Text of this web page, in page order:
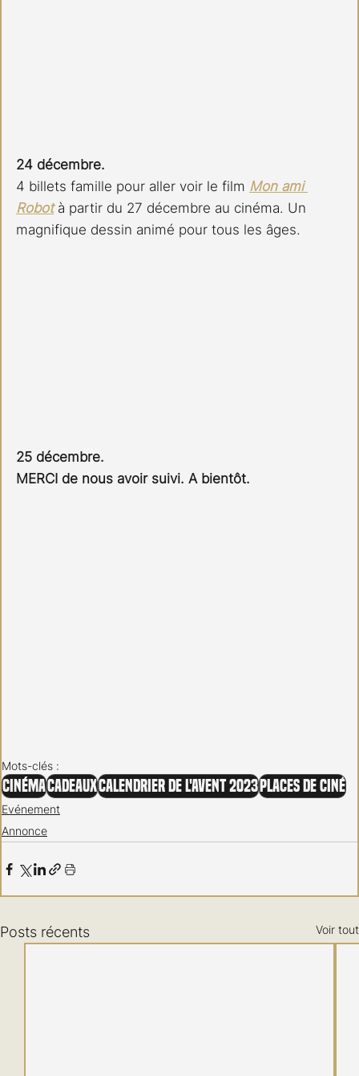
24 décembre.
4 billets famille pour aller voir le film Mon ami
Robot à partir du 27 décembre au cinéma. Un
magnifique dessin animé pour tous les âges.
25 décembre.
MERCI de nous avoir suivi. A bientôt.
Mots-clés :
CinémaCadeauxCalendrier de l'Avent 2023 Places de ciné
Evénement
Annonce
Posts récents Voir tout